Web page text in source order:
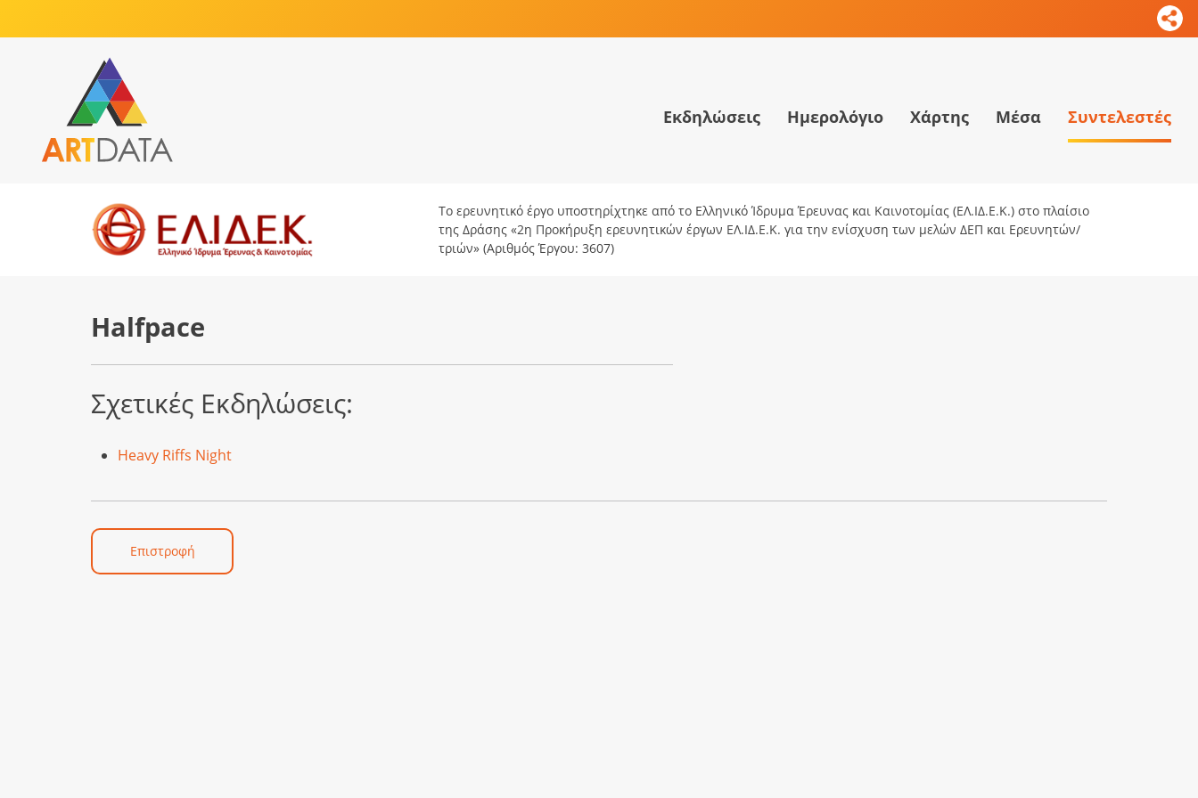
Εκδηλώσεις Ημερολόγιο Χάρτης Μέσα Συντελεστές
Το ερευνητικό έργο υποστηρίχτηκε από το Ελληνικό Ίδρυμα Έρευνας και Καινοτομίας (ΕΛ.ΙΔ.Ε.Κ.) στο πλαίσιο
της Δράσης «2η Προκήρυξη ερευνητικών έργων ΕΛ.ΙΔ.Ε.Κ. για την ενίσχυση των μελών ΔΕΠ και Ερευνητών/
τριών» (Αριθμός Έργου: 3607)
Halfpace
Σχετικές Εκδηλώσεις:
Heavy Riffs Night
Επιστροφή